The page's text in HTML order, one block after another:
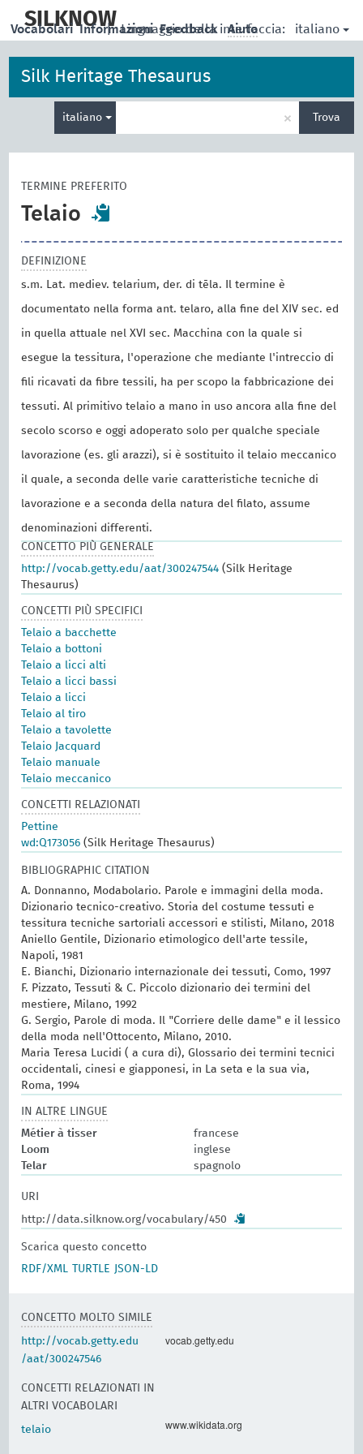
main
SILKNOW
| Linguaggio della interfaccia: italiano
Vocabolari Informazioni Feedback Aiuto
Silk Heritage Thesaurus
italiano
per
ricerca
× Trova
TERMINE PREFERITO
Telaio
DEFINIZIONE
s.m. Lat. mediev. telarium, der. di tēla. Il termine è
documentato nella forma ant. telaro, alla fine del XIV sec. ed
in quella attuale nel XVI sec. Macchina con la quale si
esegue la tessitura, l'operazione che mediante l'intreccio di
fili ricavati da fibre tessili, ha per scopo la fabbricazione dei
tessuti. Al primitivo telaio a mano in uso ancora alla fine del
secolo scorso e oggi adoperato solo per qualche speciale
lavorazione (es. gli arazzi), si è sostituito il telaio meccanico
il quale, a seconda delle varie caratteristiche tecniche di
lavorazione e a seconda della natura del filato, assume
denominazioni differenti.
CONCETTO PIÙ GENERALE
http://vocab.getty.edu/aat/300247544 (Silk Heritage
Thesaurus)
CONCETTI PIÙ SPECIFICI
Telaio a bacchette
Telaio a bottoni
Telaio a licci alti
Telaio a licci bassi
Telaio a licci
Telaio al tiro
Telaio a tavolette
Telaio Jacquard
Telaio manuale
Telaio meccanico
CONCETTI RELAZIONATI
Pettine
wd:Q173056 (Silk Heritage Thesaurus)
BIBLIOGRAPHIC CITATION
A. Donnanno, Modabolario. Parole e immagini della moda.
Dizionario tecnico-creativo. Storia del costume tessuti e
tessitura tecniche sartoriali accessori e stilisti, Milano, 2018
Aniello Gentile, Dizionario etimologico dell'arte tessile,
Napoli, 1981
E. Bianchi, Dizionario internazionale dei tessuti, Como, 1997
F. Pizzato, Tessuti & C. Piccolo dizionario dei termini del
mestiere, Milano, 1992
G. Sergio, Parole di moda. Il "Corriere delle dame" e il lessico
della moda nell'Ottocento, Milano, 2010.
Maria Teresa Lucidi ( a cura di), Glossario dei termini tecnici
occidentali, cinesi e giapponesi, in La seta e la sua via,
Roma, 1994
IN ALTRE LINGUE
Métier à tisser
francese
Loom
inglese
Telar
spagnolo
URI
http://data.silknow.org/vocabulary/450
Scarica questo concetto
RDF/XML
TURTLE JSON-LD
CONCETTO MOLTO SIMILE
http://vocab.getty.edu
/aat/300247546
vocab.getty.edu
CONCETTI RELAZIONATI IN
ALTRI VOCABOLARI
telaio www.wikidata.org